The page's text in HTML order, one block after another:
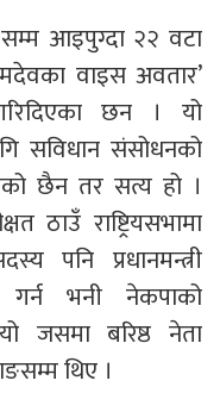
सम्म आइपुग्दा २२ वटा
वाइस अवतार’
छन । यो
सविधान संसोधनको
छैन तर सत्य हो ।
ठाउँ राष्ट्रियसभामा
पनि प्रधानमन्त्री
गर्न भनी नेकपाको
जसमा बरिष्ठ नेता
थिए ।